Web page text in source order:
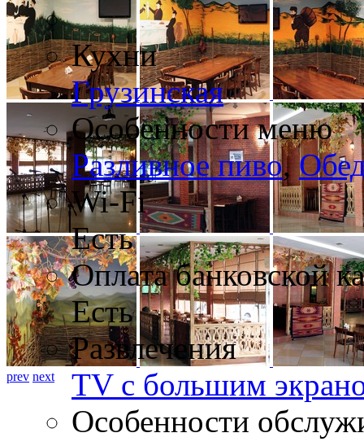
prev next
Кухни
Грузинская
Особенности меню
Разливное пиво,
Wi-Fi
Есть
Оплата банковской
Есть
Развлечения
TV с большим
Особенности